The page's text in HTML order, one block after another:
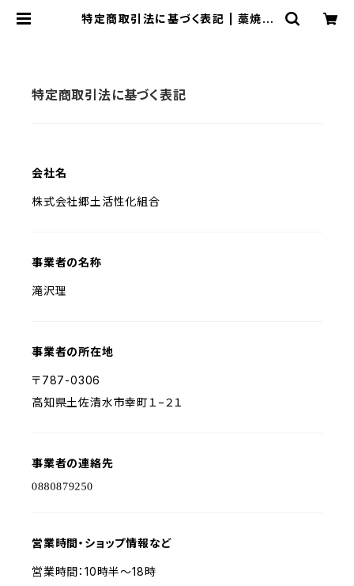
特定商取引法に基づく表記 | 藁焼き
特定商取引法に基づく表記
会社名
株式会社郷土活性化組合
事業者の名称
滝沢理
事業者の所在地
〒787-0306
高知県土佐清水市幸町１−２１
事業者の連絡先
営業時間・ショップ情報など
営業時間：​10時半～18時